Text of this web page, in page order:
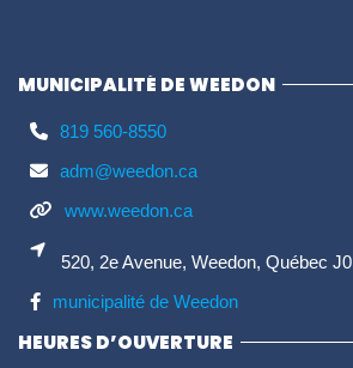
MUNICIPALITÉ DE WEEDON
819 560-8550
adm@weedon.ca
www.weedon.ca
520, 2e Avenue, Weedon, Québec
municipalité de Weedon
HEURES D’OUVERTURE